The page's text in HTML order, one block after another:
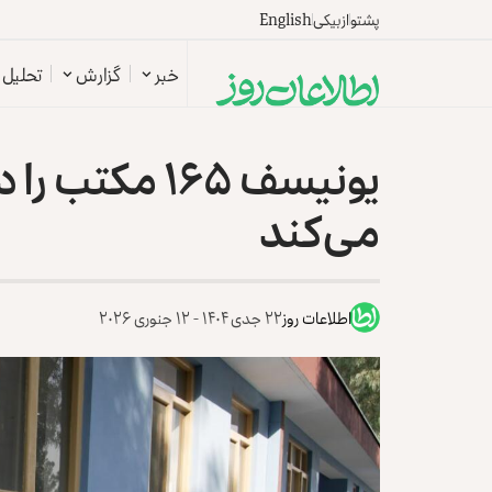
پشتوازبیکیEnglish
خبر گزارش تحلیل
یونیسف ۱۶۵
می‌کند
اطلاعات روز۲۲ جدی ۱۴۰۴ - ۱۲ جنوری ۲۰۲۶